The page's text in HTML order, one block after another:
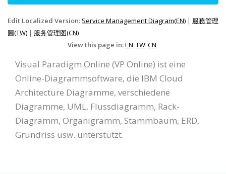
Edit Localized Version: Service Management Diagram(EN) | 服務管理
圖(TW) | 服务管理图(CN)
View this page in:EN TW CN
Visual Paradigm Online (VP Online) ist eine
Online-Diagrammsoftware, die IBM Cloud
Architecture Diagramme, verschiedene
Diagramme, UML, Flussdiagramm, Rack-
Diagramm, Organigramm, Stammbaum, ERD,
Grundriss usw. unterstützt.